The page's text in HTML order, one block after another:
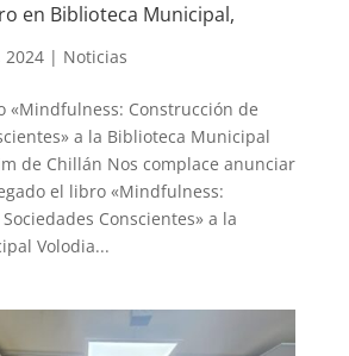
en Biblioteca Municipal,
2024| Noticias
«Mindfulness: Construcción de
a la Biblioteca Municipal
de Chillán Nos complace anunciar
el libro «Mindfulness:
Conscientes» a la
Volodia...